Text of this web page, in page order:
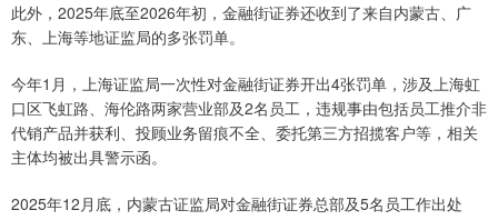
此外，2025年底至2026年初，金融街证券还收到了来自内蒙古、广
东、上海等地证监局的多张罚单。
今年1月，上海证监局一次性对金融街证券开出4张罚单，涉及上海虹
口区飞虹路、海伦路两家营业部及2名员工，违规事由包括员工推介非
代销产品并获利、投顾业务留痕不全、委托第三方招揽客户等，相关
主体均被出具警示函。
2025年12月底，内蒙古证监局对金融街证券总部及5名员工作出处